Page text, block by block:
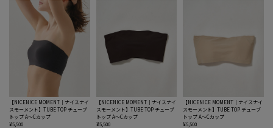
【NICENICE MOMENT｜ナイスナイ
スモーメント】TUBE TOP チューブ
トップ A〜Cカップ
¥5,500
【NICENICE MOMENT｜ナイスナイ
スモーメント】TUBE TOP チューブ
トップ A〜Cカップ
¥5,500
【NICENICE MOMENT｜ナイスナイ
スモーメント】TUBE TOP チューブ
トップ A〜Cカップ
¥5,500